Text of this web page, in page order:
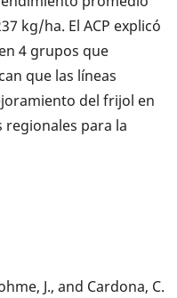
kg/ha. El ACP explicó
4 grupos que
que las líneas
del frijol en
regionales para la
J., and Cardona, C.